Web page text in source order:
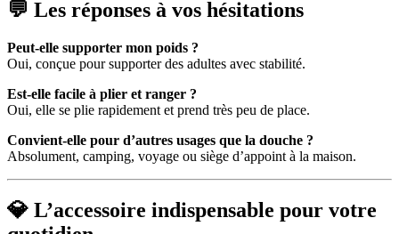
💬 Les réponses à vos hésitations
Peut-elle supporter mon poids ?
Oui, conçue pour supporter des adultes avec stabilité.
Est-elle facile à plier et ranger ?
Oui, elle se plie rapidement et prend très peu de place.
Convient-elle pour d’autres usages que la douche ?
Absolument, camping, voyage ou siège d’appoint à la maison.
💎 L’accessoire indispensable pour votre